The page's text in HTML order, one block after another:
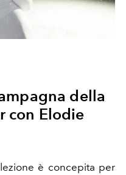
della
con Elodie
è concepita per